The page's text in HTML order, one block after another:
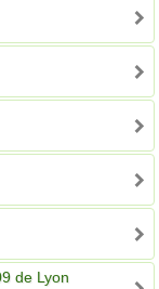
de Lyon